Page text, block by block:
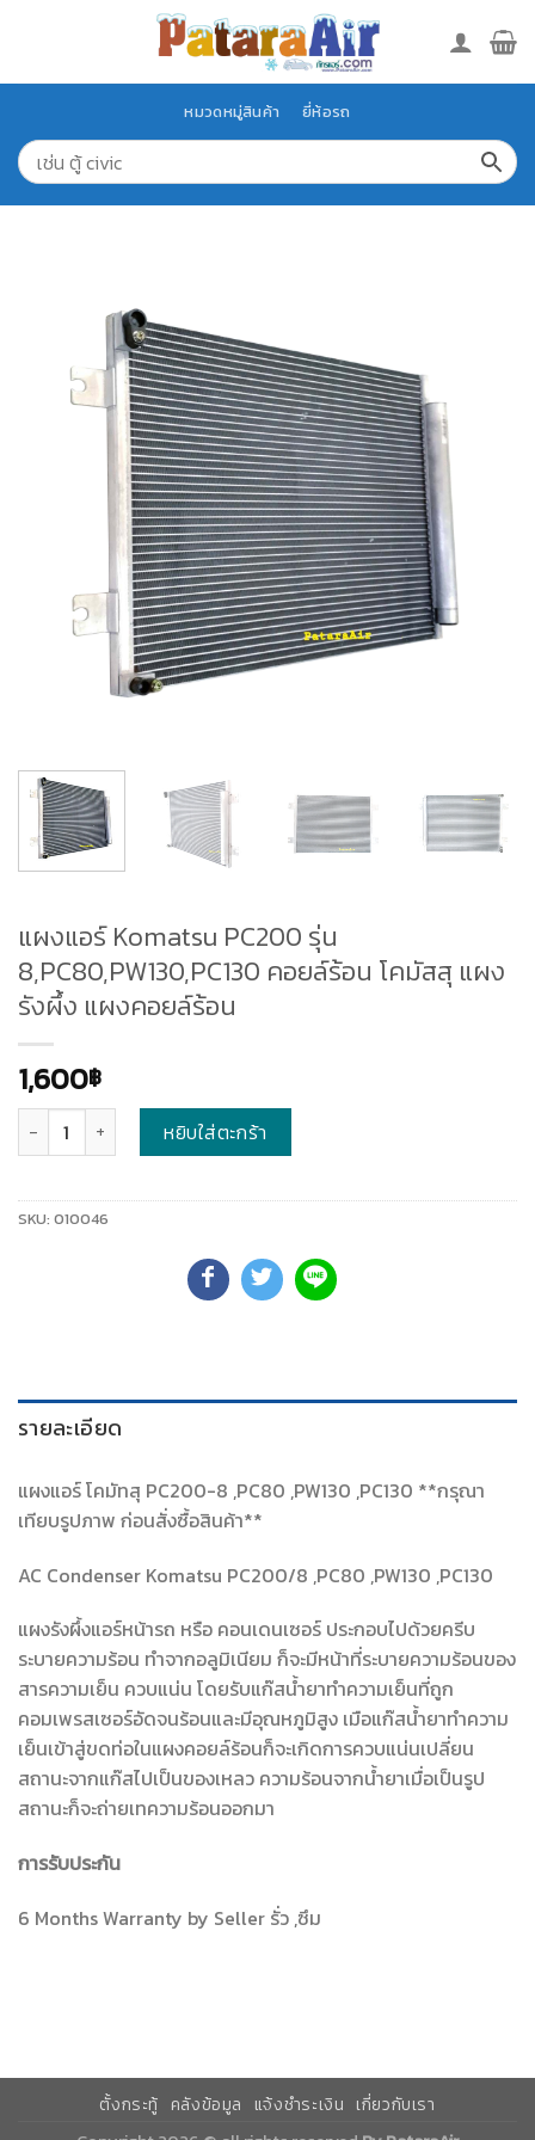
หมวดหมู่สินค้า ยี่ห้อรถ
แผงแอร์ Komatsu PC200 รุ่น
8,PC80,PW130,PC130 คอยล์ร้อน โคมัสสุ แผง
รังผึ้ง แผงคอยล์ร้อน
1,600฿
หยิบใส่ตะกร้า
SKU: 010046
รายละเอียด
แผงแอร์ โคมัทสุ PC200-8 ,PC80 ,PW130 ,PC130 **กรุณา
เทียบรูปภาพ ก่อนสั่งซื้อสินค้า**
AC Condenser Komatsu PC200/8 ,PC80 ,PW130 ,PC130
แผงรังผึ้งแอร์หน้ารถ หรือ คอนเดนเซอร์ ประกอบไปด้วยครีบ
ระบายความร้อน ทำจากอลูมิเนียม ก็จะมีหน้าที่ระบายความร้อนของ
สารความเย็น ควบแน่น โดยรับแก๊สน้ำยาทำความเย็นที่ถูก
คอมเพรสเซอร์อัดจนร้อนและมีอุณหภูมิสูง เมือแก๊สน้ำยาทำความ
เย็นเข้าสู่ขดท่อในแผงคอยล์ร้อนก็จะเกิดการควบแน่นเปลี่ยน
สถานะจากแก๊สไปเป็นของเหลว ความร้อนจากน้ำยาเมื่อเป็นรูป
สถานะก็จะถ่ายเทความร้อนออกมา
การรับประกัน
6 Months Warranty by Seller รั่ว ,ซึม
ตั้งกระทู้ คลังข้อมูล แจ้งชำระเงิน เกี่ยวกับเรา